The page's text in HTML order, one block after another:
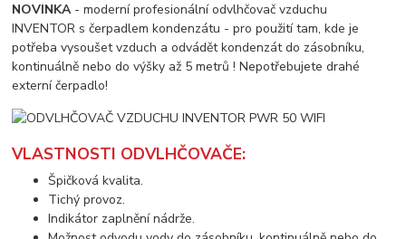
NOVINKA- moderní profesionální odvlhčovač vzduchu
INVENTOR s čerpadlem kondenzátu - pro použití tam, kde je
potřeba vysoušet vzduch a odvádět kondenzát do zásobníku,
kontinuálně nebo do výšky až 5 metrů ! Nepotřebujete drahé
externí čerpadlo!
VLASTNOSTI ODVLHČOVAČE:
Špičková kvalita.
Tichý provoz.
Indikátor zaplnění nádrže.